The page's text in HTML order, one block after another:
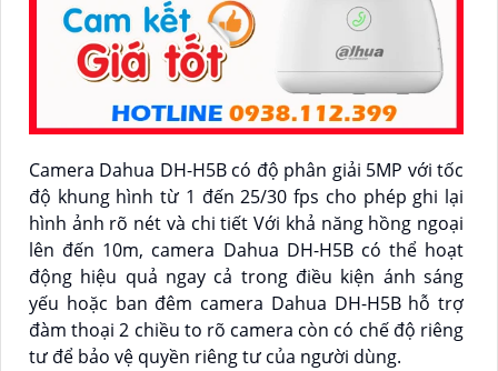
Camera Dahua DH-H5B có độ phân giải 5MP với tốc
độ khung hình từ 1 đến 25/30 fps cho phép ghi lại
hình ảnh rõ nét và chi tiết Với khả năng hồng ngoại
lên đến 10m, camera Dahua DH-H5B có thể hoạt
động hiệu quả ngay cả trong điều kiện ánh sáng
yếu hoặc ban đêm camera Dahua DH-H5B hỗ trợ
đàm thoại 2 chiều to rõ camera còn có chế độ riêng
tư để bảo vệ quyền riêng tư của người dùng.